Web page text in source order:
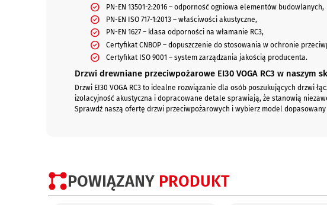
PN-EN 13501-2:2016 – odporność ogniowa elementów budowlanych,
PN-EN ISO 717-1:2013 – właściwości akustyczne,
PN-EN 1627 – klasa odporności na włamanie RC3,
Certyfikat CNBOP – dopuszczenie do stosowania w ochronie
Certyfikat ISO 9001 – system zarządzania jakością producenta.
Drzwi drewniane przeciwpożarowe EI30 VOGA RC3 w naszym
Drzwi EI30 VOGA RC3 to idealne rozwiązanie dla osób poszukujących drzwi
izolacyjność akustyczna i dopracowane detale sprawiają, że stanowią
Sprawdź naszą ofertę drzwi przeciwpożarowych i wybierz model
POWIĄZANY PRODUKT